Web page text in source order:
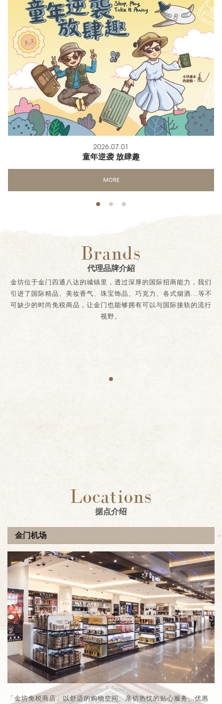
2026.07.01
童年逆袭 放肆趣
MORE
Brands
代理品牌介紹
金坊位于金门四通八达的城镇里，透过深厚的国际招商能力，我们
引进了国际精品、美妆香气、珠宝饰品、巧克力、各式烟酒...等不
可缺少的时尚免税商品，让金门也能够拥有可以与国际接轨的流行
视野。
Locations
据点介绍
金门机场
「金坊免税商店」以舒适的购物空间、亲切热忱的贴心服务、优惠